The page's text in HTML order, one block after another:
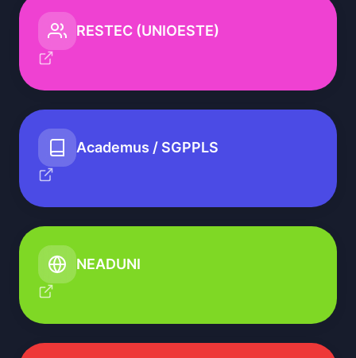
RESTEC (UNIOESTE)
Academus / SGPPLS
NEADUNI